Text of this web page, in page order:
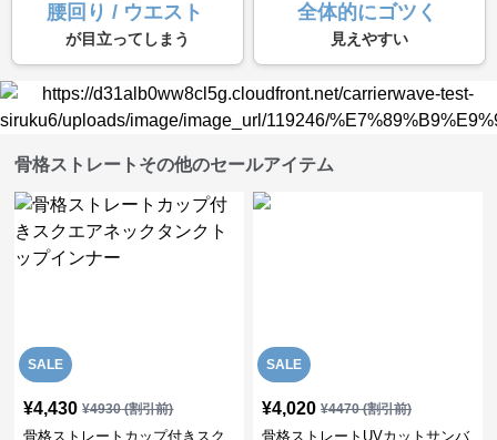
腰回り / ウエスト
が目立ってしまう
全体的にゴツく
見えやすい
骨格ストレートその他のセールアイテム
SALE
¥4,430 ¥4930(割引前)
骨格ストレートカップ付きスク
SALE
¥4,020 ¥4470(割引前)
骨格ストレートUVカットサンバ